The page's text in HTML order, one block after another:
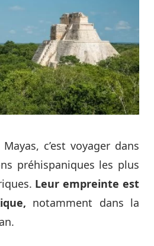
c’est voyager dans
préhispaniques les plus
Leur empreinte est
notamment dans la